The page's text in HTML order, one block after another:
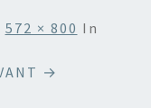
572 × 800 In
→